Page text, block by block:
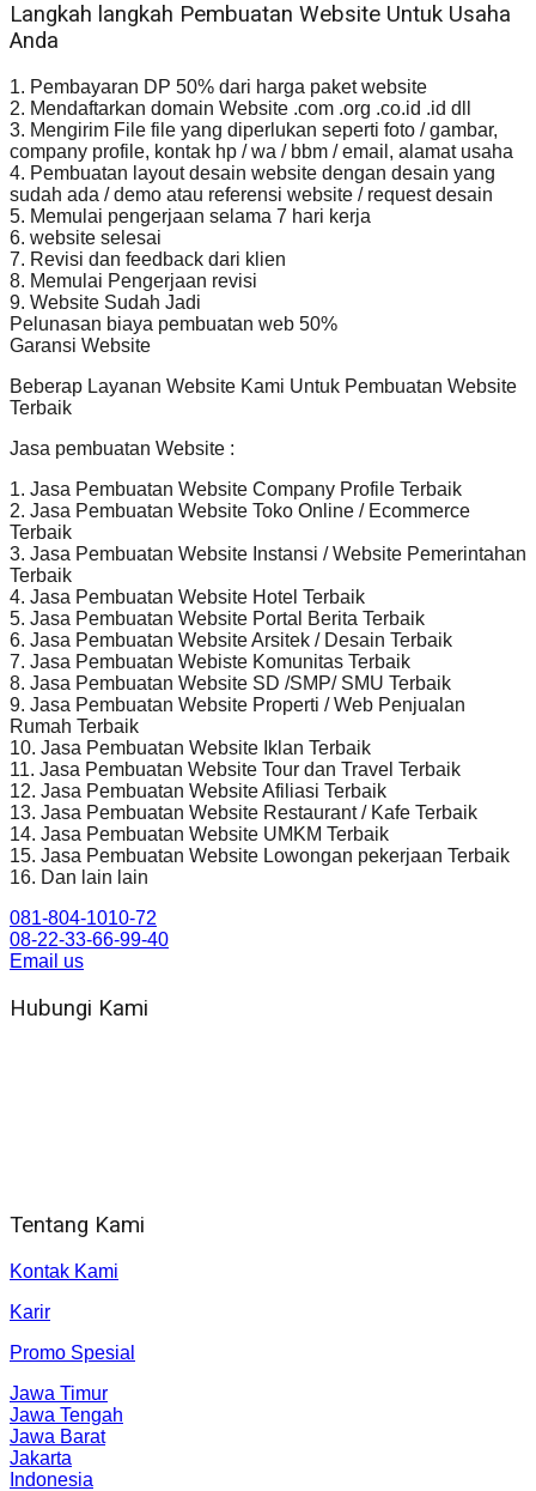
Langkah langkah Pembuatan Website Untuk Usaha
Anda
1. Pembayaran DP 50% dari harga paket website
2. Mendaftarkan domain Website .com .org .co.id .id dll
3. Mengirim File file yang diperlukan seperti foto / gambar,
company profile, kontak hp / wa / bbm / email, alamat usaha
4. Pembuatan layout desain website dengan desain yang
sudah ada / demo atau referensi website / request desain
5. Memulai pengerjaan selama 7 hari kerja
6. website selesai
7. Revisi dan feedback dari klien
8. Memulai Pengerjaan revisi
9. Website Sudah Jadi
Pelunasan biaya pembuatan web 50%
Garansi Website
Beberap Layanan Website Kami Untuk Pembuatan Website
Terbaik
Jasa pembuatan Website :
1. Jasa Pembuatan Website Company Profile Terbaik
2. Jasa Pembuatan Website Toko Online / Ecommerce
Terbaik
3. Jasa Pembuatan Website Instansi / Website Pemerintahan
Terbaik
4. Jasa Pembuatan Website Hotel Terbaik
5. Jasa Pembuatan Website Portal Berita Terbaik
6. Jasa Pembuatan Website Arsitek / Desain Terbaik
7. Jasa Pembuatan Webiste Komunitas Terbaik
8. Jasa Pembuatan Website SD /SMP/ SMU Terbaik
9. Jasa Pembuatan Website Properti / Web Penjualan
Rumah Terbaik
10. Jasa Pembuatan Website Iklan Terbaik
11. Jasa Pembuatan Website Tour dan Travel Terbaik
12. Jasa Pembuatan Website Afiliasi Terbaik
13. Jasa Pembuatan Website Restaurant / Kafe Terbaik
14. Jasa Pembuatan Website UMKM Terbaik
15. Jasa Pembuatan Website Lowongan pekerjaan Terbaik
16. Dan lain lain
081-804-1010-72
08-22-33-66-99-40
Email us
Hubungi Kami
Tentang Kami
Kontak Kami
Karir
Promo Spesial
Jawa Timur
Jawa Tengah
Jawa Barat
Jakarta
Indonesia